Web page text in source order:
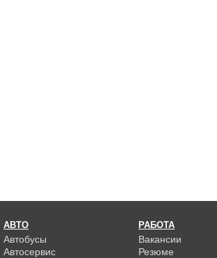
АВТО
Автобусы
Автосервис
РАБОТА
Вакансии
Резюме